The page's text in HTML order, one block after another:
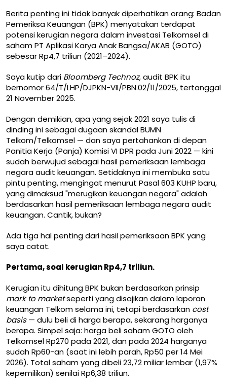
Berita penting ini tidak banyak diperhatikan orang: Badan
Pemeriksa Keuangan (BPK) menyatakan terdapat
potensi kerugian negara dalam investasi Telkomsel di
saham PT Aplikasi Karya Anak Bangsa/AKAB (GOTO)
sebesar Rp4,7 triliun (2021–2024).
Saya kutip dari Bloomberg Technoz, audit BPK itu
bernomor 64/T/LHP/DJPKN-VII/PBN.02/11/2025, tertanggal
21 November 2025.
Dengan demikian, apa yang sejak 2021 saya tulis di
dinding ini sebagai dugaan skandal BUMN
Telkom/Telkomsel — dan saya pertahankan di depan
Panitia Kerja (Panja) Komisi VI DPR pada Juni 2022 — kini
sudah berwujud sebagai hasil pemeriksaan lembaga
negara audit keuangan. Setidaknya ini membuka satu
pintu penting, mengingat menurut Pasal 603 KUHP baru,
yang dimaksud "merugikan keuangan negara" adalah
berdasarkan hasil pemeriksaan lembaga negara audit
keuangan. Cantik, bukan?
Ada tiga hal penting dari hasil pemeriksaan BPK yang
saya catat.
Pertama, soal kerugian Rp4,7 triliun.
Kerugian itu dihitung BPK bukan berdasarkan prinsip
mark to marketseperti yang disajikan dalam laporan
keuangan Telkom selama ini, tetapi berdasarkan cost
basis— dulu beli di harga berapa, sekarang harganya
berapa. Simpel saja: harga beli saham GOTO oleh
Telkomsel Rp270 pada 2021, dan pada 2024 harganya
sudah Rp60-an (saat ini lebih parah, Rp50 per 14 Mei
2026). Total saham yang dibeli 23,72 miliar lembar (1,97%
kepemilikan) senilai Rp6,38 triliun.